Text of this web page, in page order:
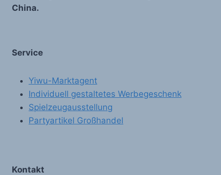
China.
Service
Yiwu-Marktagent
Individuell gestaltetes Werbegeschenk
Spielzeugausstellung
Partyartikel Großhandel
Kontakt